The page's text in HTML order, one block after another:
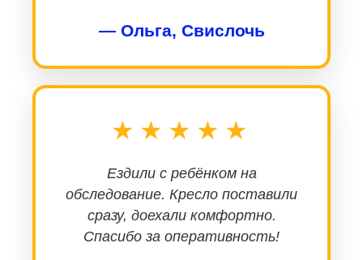
— Ольга, Свислочь
★★★★★
Ездили с ребёнком на
обследование. Кресло поставили
сразу, доехали комфортно.
Спасибо за оперативность!